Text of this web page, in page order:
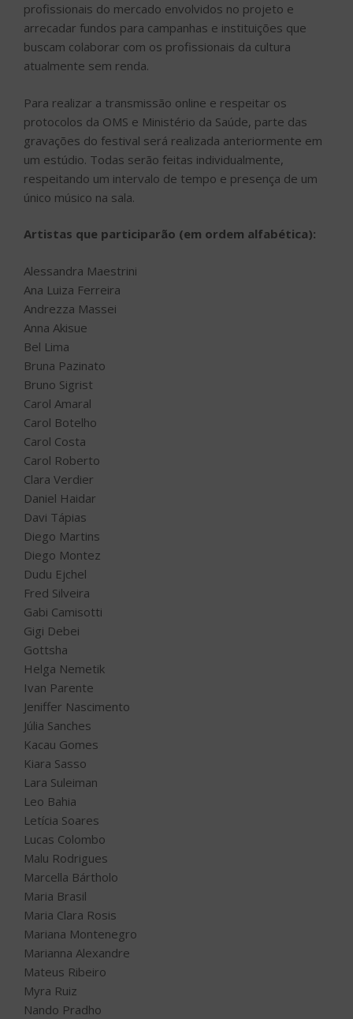
profissionais do mercado envolvidos no projeto e
arrecadar fundos para campanhas e instituições que
buscam colaborar com os profissionais da cultura
atualmente sem renda.
Para realizar a transmissão online e respeitar os
protocolos da OMS e Ministério da Saúde, parte das
gravações do festival será realizada anteriormente em
um estúdio. Todas serão feitas individualmente,
respeitando um intervalo de tempo e presença de um
único músico na sala.
Artistas que participarão (em ordem alfabética):
Alessandra Maestrini
Ana Luiza Ferreira
Andrezza Massei
Anna Akisue
Bel Lima
Bruna Pazinato
Bruno Sigrist
Carol Amaral
Carol Botelho
Carol Costa
Carol Roberto
Clara Verdier
Daniel Haidar
Davi Tápias
Diego Martins
Diego Montez
Dudu Ejchel
Fred Silveira
Gabi Camisotti
Gigi Debei
Gottsha
Helga Nemetik
Ivan Parente
Jeniffer Nascimento
Júlia Sanches
Kacau Gomes
Kiara Sasso
Lara Suleiman
Leo Bahia
Letícia Soares
Lucas Colombo
Malu Rodrigues
Marcella Bártholo
Maria Brasil
Maria Clara Rosis
Mariana Montenegro
Marianna Alexandre
Mateus Ribeiro
Myra Ruiz
Nando Pradho